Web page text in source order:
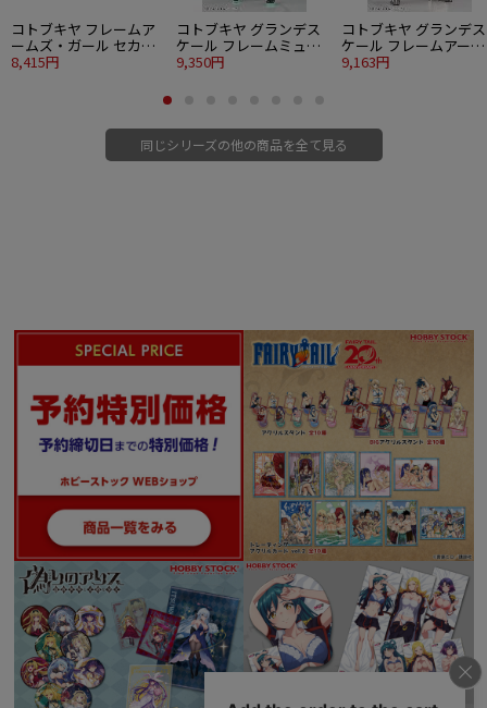
※「迅雷」は島田フミカネ氏が自らフレームアームズ「轟雷」を改造した機体
を美少女化したキャラクターになります。
■フレームアームズ・ガール（FAガール)とは
「フレームアームズ」の各機体を“美少女化”したスピンオフシリーズになりま
色分けされた成型色、タンポ印刷済みのフェイスパーツにより、塗装せずに組
コンセプトはスクラップ＆ビルド。新開発の六角型ジョイントシステムを軸に
開発された、コトブキヤのオリジナルメカシリーズ。
スケール設定を1/24に設定し、フルアクションモデルのパイロットフィギュア
と連動して楽しめる仕様と、幅広いメカデザインが多数登場する世界観で新た
なる物語を構築します。
■NONスケール
■全高：武装収納時/約225mm、迅雷本体/約160mm
■素材：PS・PE・ABS・POM・PVC（非フタル酸）
■パーツ数：51～200
■原型製作：清水 康智、桑村 祐一
■設計：KOTOBUKIYA
© KOTOBUKIYA
コトブキヤ フレームア
ームズ・ガール セカン
ドジャイヴ
8,415円
コトブキヤ グランデス
ケール フレームミュー
ジック・ガール 初音ミ
9,350円
コトブキヤ グランデス
ケール フレームアーム
ズ・ガール マガツキ [
9,163円
同じシリーズの他の商品を全て見る